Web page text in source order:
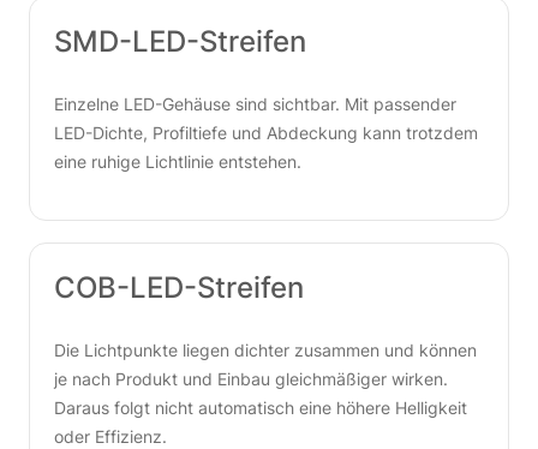
SMD-LED-Streifen
Einzelne LED-Gehäuse sind sichtbar. Mit passender
LED-Dichte, Profiltiefe und Abdeckung kann trotzdem
eine ruhige Lichtlinie entstehen.
COB-LED-Streifen
Die Lichtpunkte liegen dichter zusammen und können
je nach Produkt und Einbau gleichmäßiger wirken.
Daraus folgt nicht automatisch eine höhere Helligkeit
oder Effizienz.